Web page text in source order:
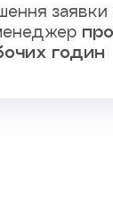
заявки
годин